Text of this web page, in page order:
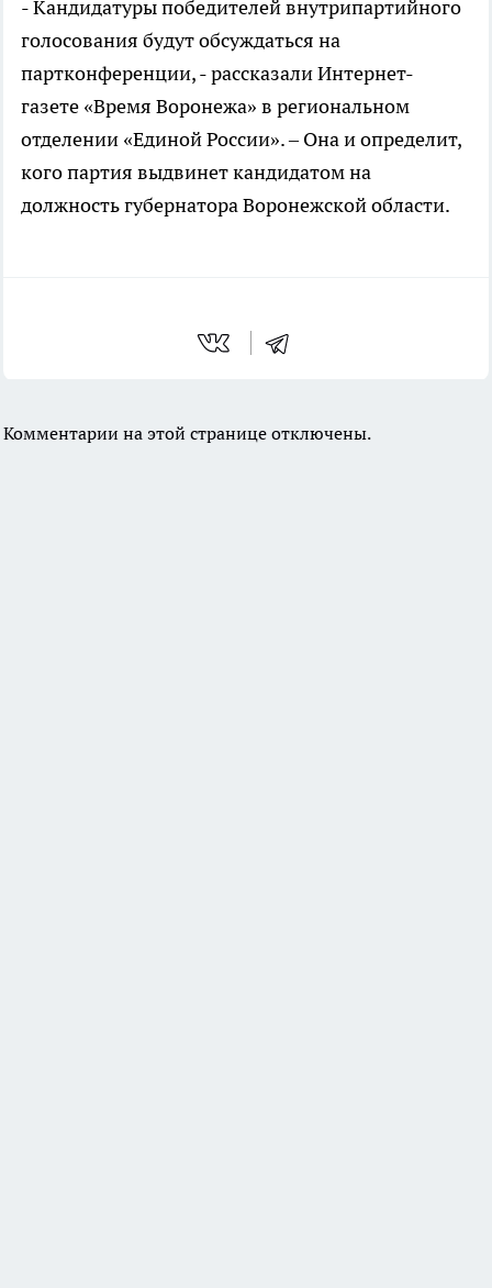
- Кандидатуры победителей внутрипартийного
голосования будут обсуждаться на
партконференции, - рассказали Интернет-
газете «Время Воронежа» в региональном
отделении «Единой России». – Она и определит,
кого партия выдвинет кандидатом на
должность губернатора Воронежской области.
Комментарии на этой странице отключены.